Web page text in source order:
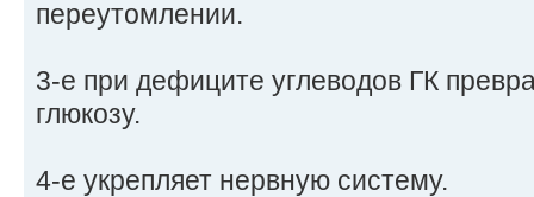
переутомлении.
3-е при дефиците углеводов ГК
глюкозу.
4-е укрепляет нервную систему.